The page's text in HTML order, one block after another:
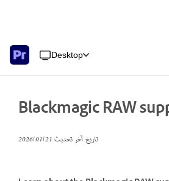
Desktop
Blackmagic RAW
تاريخ آخر تحديث21‏/01‏/2026